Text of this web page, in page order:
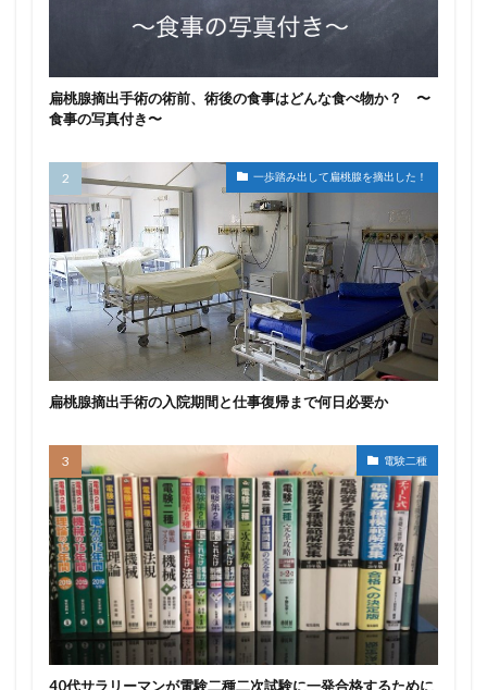
扁桃腺摘出手術の術前、術後の食事はどんな食べ物か？ 〜
食事の写真付き〜
一歩踏み出して扁桃腺を摘出した！
扁桃腺摘出手術の入院期間と仕事復帰まで何日必要か
電験二種
40代サラリーマンが電験二種二次試験に一発合格するために